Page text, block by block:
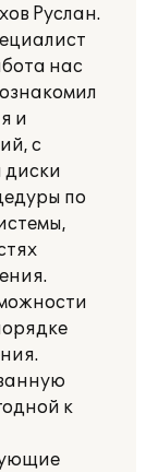
Руслан.
нас
и
с
по
к